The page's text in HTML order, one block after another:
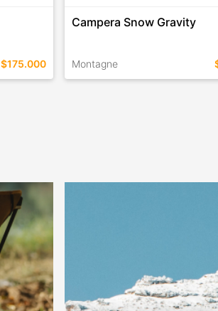
$175.000
Campera Snow Gravity
Montagne